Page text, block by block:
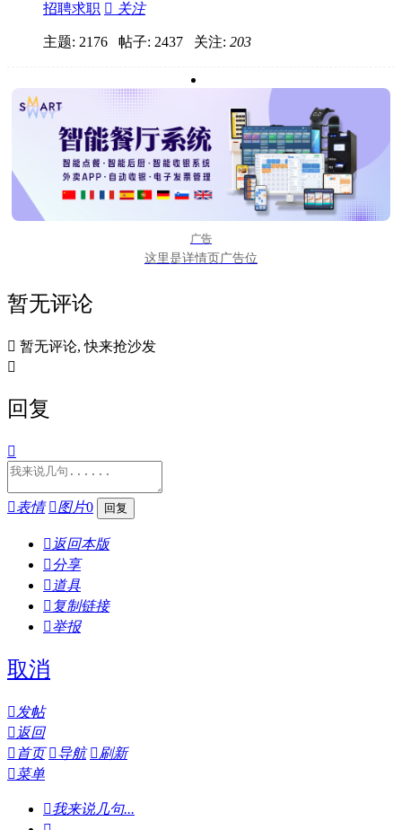
招聘求职  关注
主题: 2176 帖子: 2437 关注: 203
广告
这里是详情页广告位
暂无评论
 暂无评论, 快来抢沙发

回复

表情 图片0
 返回本版
分享
 道具
 复制链接
举报
取消
发帖
 返回
 首页 导航 刷新
菜单
我来说几句...